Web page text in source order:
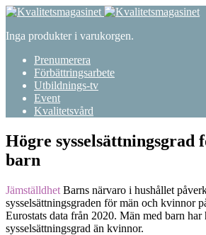
Inga produkter i varukorgen.
Prenumerera
Förbättringsarbete
Utbildnings-tv
Event
Kvalitetsvård
Högre sysselsättningsgrad
barn
Jämställdhet Barns närvaro i hushållet
sysselsättningsgraden för män och kvinnor
Eurostats data från 2020. Män med barn har
sysselsättningsgrad än kvinnor.